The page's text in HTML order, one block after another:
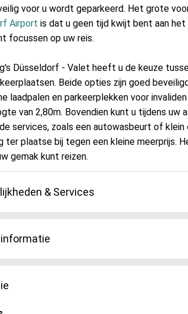
voor u wordt geparkeerd. Het grote
Airport is dat u geen tijd kwijt bent aan
focussen op uw reis.
Düsseldorf - Valet heeft u de keuze
Beide opties zijn goed
laadpalen en parkeerplekken voor
van 2,80m. Bovendien kunt u tijdens uw
services, zoals een autowasbeurt of
ter plaatse bij tegen een kleine meerprijs.
gemak kunt reizen.
Mogelijkheden & Services
parkeren
behouden
of bestrating
voertuig € 40 extra (zoals minivans, V-